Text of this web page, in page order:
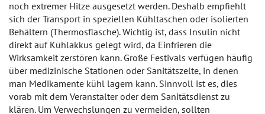
noch extremer Hitze ausgesetzt werden. Deshalb empfiehlt
sich der Transport in speziellen Kühltaschen oder isolierten
Behältern (Thermosflasche). Wichtig ist, dass Insulin nicht
direkt auf Kühlakkus gelegt wird, da Einfrieren die
Wirksamkeit zerstören kann. Große Festivals verfügen häufig
über medizinische Stationen oder Sanitätszelte, in denen
man Medikamente kühl lagern kann. Sinnvoll ist es, dies
vorab mit dem Veranstalter oder dem Sanitätsdienst zu
klären. Um Verwechslungen zu vermeiden, sollten